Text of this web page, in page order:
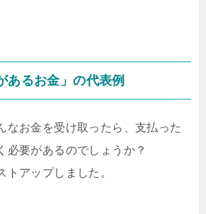
あるお金」の代表例
なお金を受け取ったら、支払った
必要があるのでしょうか？
トアップしました。